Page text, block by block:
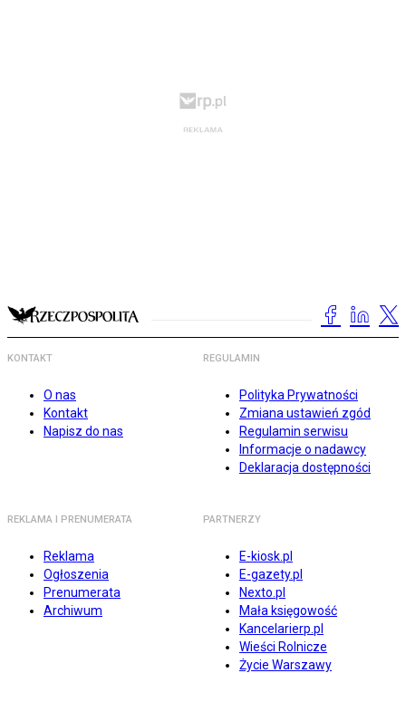
KONTAKT
O nas
Kontakt
Napisz do nas
REGULAMIN
Polityka Prywatności
Zmiana ustawień zgód
Regulamin serwisu
Informacje o nadawcy
Deklaracja dostępności
REKLAMA I PRENUMERATA
Reklama
Ogłoszenia
Prenumerata
Archiwum
PARTNERZY
E-kiosk.pl
E-gazety.pl
Nexto.pl
Mała księgowość
Kancelarierp.pl
Wieści Rolnicze
Życie Warszawy